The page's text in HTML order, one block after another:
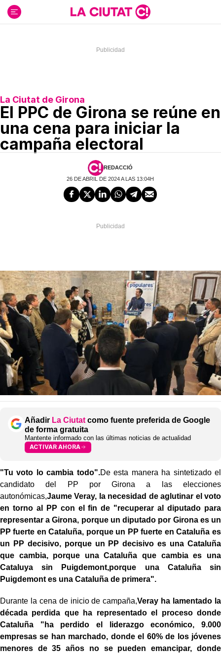
contenido
La Ciutat de Girona
El PPC de Girona se reúne en
una cena para iniciar la
campaña electoral
REDACCIÓ
26 DE ABRIL DE 2024 A LAS 13:04H
Añadir La Ciutat como fuente preferida de Google
de forma gratuita
Mantente informado con las últimas noticias de actualidad
ACTIVAR AHORA
"Tu voto lo cambia todo".De esta manera ha sintetizado el
candidato del PP por Girona a las elecciones
autonómicas,Jaume Veray, la necesidad de aglutinar el voto
en torno al PP con el fin de "recuperar al diputado para
representar a Girona, porque un diputado por Girona es un
PP fuerte en Cataluña, porque un PP fuerte en Cataluña es
un PP decisivo, porque un PP decisivo es una Cataluña
que cambia, porque una Cataluña que cambia es una
Cataluya sin Puigdemont,porque una Cataluña sin
Puigdemont es una Cataluña de primera".
Durante la cena de inicio de campaña,Veray ha lamentado la
década perdida que ha representado el proceso donde
Cataluña "ha perdido el liderazgo económico, 9.000
empresas se han marchado, donde el 60% de los jóvenes
menores de 35 años no se pueden emancipar, donde